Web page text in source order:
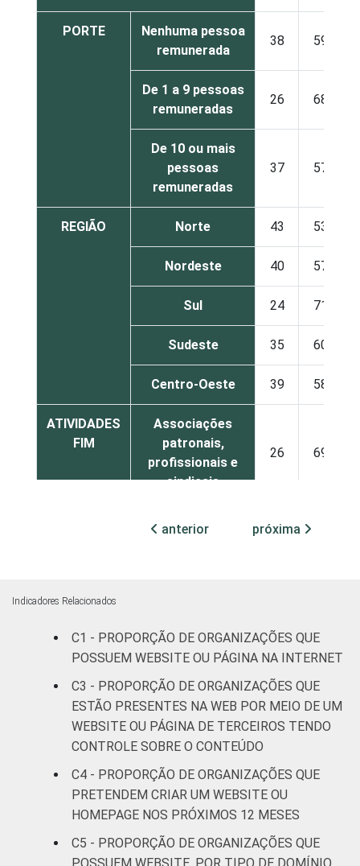
PORTE
Nenhuma pessoa
remunerada
38 59
De 1 a 9 pessoas
remuneradas
26 68
De 10 ou mais
pessoas
remuneradas
37 57
REGIÃO Norte 43 53
Nordeste 40 57
Sul 24 71
Sudeste 35 60
Centro-Oeste 39 58
ATIVIDADES
FIM
Associações
patronais,
profissionais e
sindicais
26 69
Cultura e
37
Desenvolvimento
e Defesa de
Direitos
37 59
Saúde e
assistência
social
34 60
Outros 36 63
anterior próxima
Indicadores Relacionados
C1 - PROPORÇÃO DE ORGANIZAÇÕES QUE
POSSUEM WEBSITE OU PÁGINA NA INTERNET
C3 - PROPORÇÃO DE ORGANIZAÇÕES QUE
ESTÃO PRESENTES NA WEB POR MEIO DE UM
WEBSITE OU PÁGINA DE TERCEIROS TENDO
CONTROLE SOBRE O CONTEÚDO
C4 - PROPORÇÃO DE ORGANIZAÇÕES QUE
PRETENDEM CRIAR UM WEBSITE OU
HOMEPAGE NOS PRÓXIMOS 12 MESES
C5 - PROPORÇÃO DE ORGANIZAÇÕES QUE